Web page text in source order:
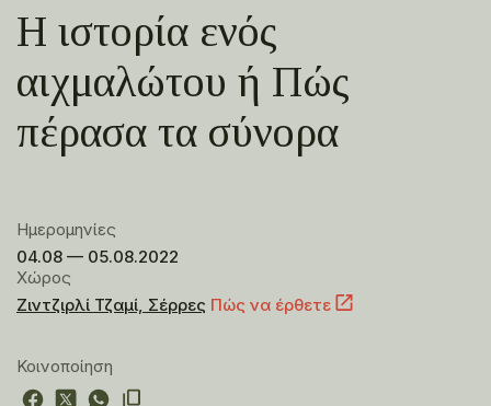
Η ιστορία ενός
αιχμαλώτου ή Πώς
πέρασα τα σύνορα
Ημερομηνίες
04.08 — 05.08.2022
Χώρος
Ζιντζιρλί Τζαμί, Σέρρες Πώς να έρθετε
Κοινοποίηση